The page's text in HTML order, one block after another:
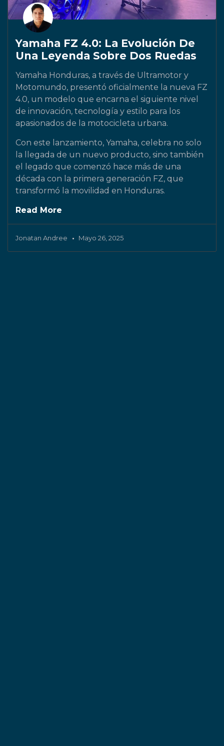
Yamaha FZ 4.0: La Evolución De
Una Leyenda Sobre Dos Ruedas
Yamaha Honduras, a través de Ultramotor y
Motomundo, presentó oficialmente la nueva FZ
4.0, un modelo que encarna el siguiente nivel
de innovación, tecnología y estilo para los
apasionados de la motocicleta urbana.
Con este lanzamiento, Yamaha, celebra no solo
la llegada de un nuevo producto, sino también
el legado que comenzó hace más de una
década con la primera generación FZ, que
transformó la movilidad en Honduras.
Read More
Jonatan Andree Mayo 26, 2025